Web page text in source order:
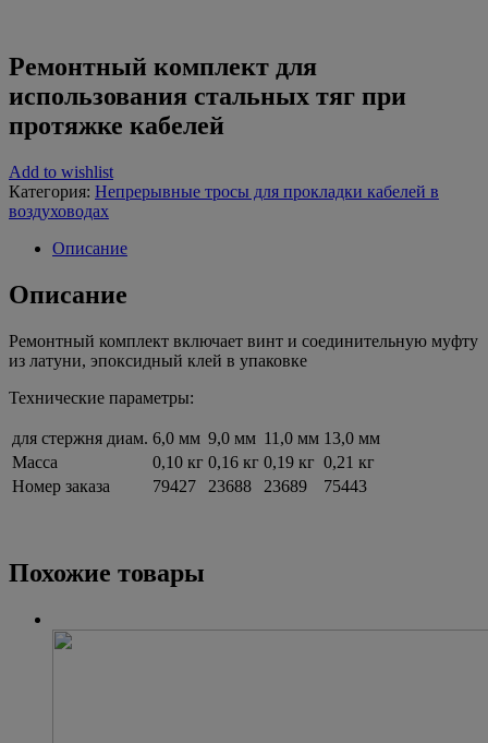
Ремонтный комплект для
использования стальных тяг при
протяжке кабелей
Add to wishlist
Категория: Непрерывные тросы для прокладки кабелей в
воздуховодах
Описание
Описание
Ремонтный комплект включает винт и соединительную муфту
из латуни, эпоксидный клей в упаковке
Технические параметры:
для стержня диам. 6,0 мм 9,0 мм 11,0 мм 13,0 мм
Масса
0,10 кг 0,16 кг 0,19 кг 0,21 кг
Номер заказа
79427 23688 23689 75443
Похожие товары